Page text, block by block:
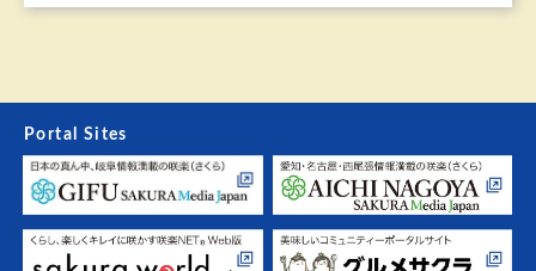
Portal Sites